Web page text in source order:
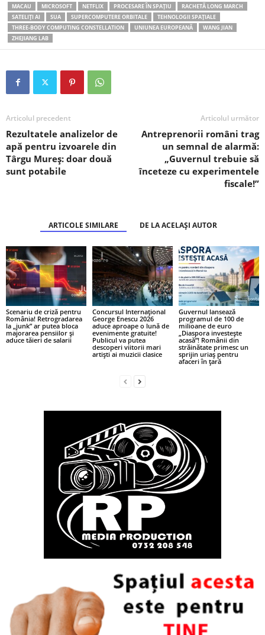
MACAU MICROSOFT NETFLIX PROCESARE ÎN SPAȚIU
RACHETĂ LONG MARCH
SATELIȚI AI
SUA SUPERCOMPUTERE ORBITALE
TEHNOLOGII SPAȚIALE
THREE-BODY COMPUTING CONSTELLATION
UNIUNEA EUROPEANĂ
WANG JIAN
ZHEJIANG LAB
Articolul precedent
Rezultatele analizelor de
apă pentru izvoarele din
Târgu Mureș: doar două
sunt potabile
Articolul următor
Antreprenorii români trag
un semnal de alarmă:
„Guvernul trebuie să
înceteze cu experimentele
fiscale!”
ARTICOLE SIMILARE DE LA ACELAȘI AUTOR
Scenariu de criză pentru
România! Retrogradarea
la „junk” ar putea bloca
majorarea pensiilor și
aduce tăieri de salarii
Concursul Internațional
George Enescu 2026
aduce aproape o lună de
evenimente gratuite!
Publicul va putea
descoperi viitorii mari
artiști ai muzicii clasice
Guvernul lansează
programul de 100 de
milioane de euro
„Diaspora investește
acasă”! Românii din
străinătate primesc un
sprijin uriaș pentru
afaceri în țară